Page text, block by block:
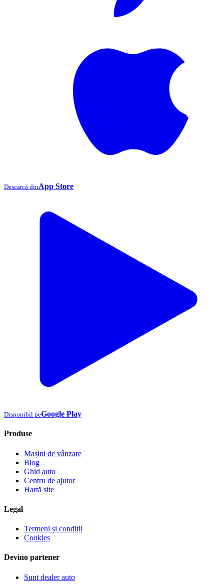
Descarcă dinApp Store
Disponibil peGoogle Play
Produse
Mașini de vânzare
Blog
Ghid auto
Centru de ajutor
Hartă site
Legal
Termeni și condiții
Cookies
Devino partener
Sunt dealer auto